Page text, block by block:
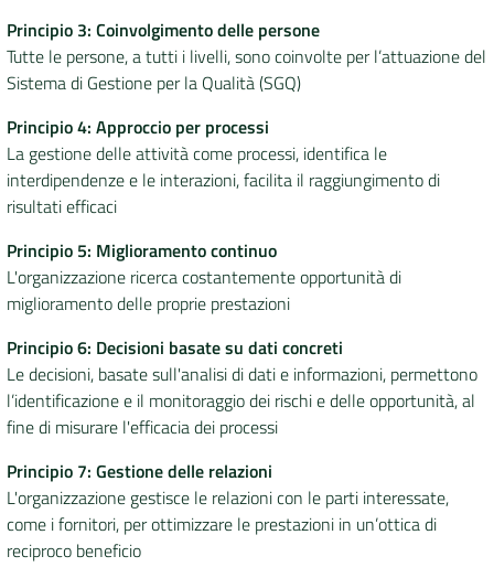
Seguici
su
Principio 3: Coinvolgimento delle persone
Tutte le persone, a tutti i livelli, sono coinvolte per l’attuazione del
Sistema di Gestione per la Qualità (SGQ)
Principio 4: Approccio per processi
La gestione delle attività come processi, identifica le
interdipendenze e le interazioni, facilita il raggiungimento di
risultati efficaci
Principio 5: Miglioramento continuo
L'organizzazione ricerca costantemente opportunità di
miglioramento delle proprie prestazioni
Principio 6: Decisioni basate su dati concreti
Le decisioni, basate sull'analisi di dati e informazioni, permettono
l’identificazione e il monitoraggio dei rischi e delle opportunità, al
fine di misurare l'efficacia dei processi
Principio 7: Gestione delle relazioni
L'organizzazione gestisce le relazioni con le parti interessate,
come i fornitori, per ottimizzare le prestazioni in un’ottica di
reciproco beneficio